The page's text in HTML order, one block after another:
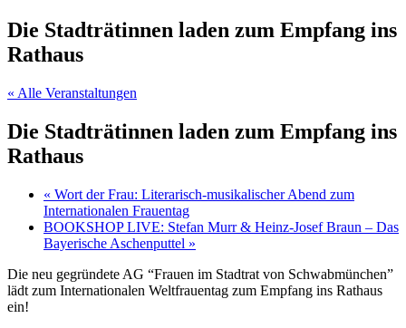
Die Stadträtinnen laden zum Empfang ins
Rathaus
« Alle Veranstaltungen
Die Stadträtinnen laden zum Empfang ins
Rathaus
« Wort der Frau: Literarisch-musikalischer Abend zum
Internationalen Frauentag
BOOKSHOP LIVE: Stefan Murr & Heinz-Josef Braun – Das
Bayerische Aschenputtel »
Die neu gegründete AG “Frauen im Stadtrat von Schwabmünchen”
lädt zum Internationalen Weltfrauentag zum Empfang ins Rathaus
ein!